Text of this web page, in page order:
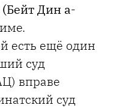
Дин а-
есть ещё один
суд
вправе
суд